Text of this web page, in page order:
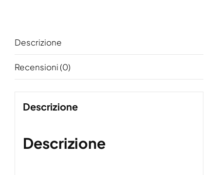
Descrizione
Recensioni (0)
Descrizione
Descrizione